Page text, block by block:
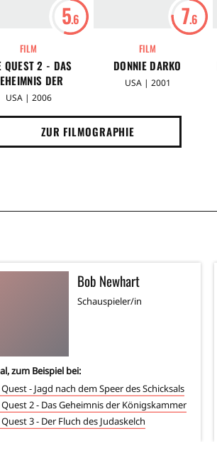
5.6
FILM
QUEST 2 - DAS
DER
KÖNIGSKAMMER
USA | 2006
7.6
FILM
DONNIE DARKO
USA | 2001
ZUR FILMOGRAPHIE
Bob Newhart
Schauspieler/in
zum Beispiel bei:
- Jagd nach dem Speer des Schicksals
2 - Das Geheimnis der Königskammer
3 - Der Fluch des Judaskelch